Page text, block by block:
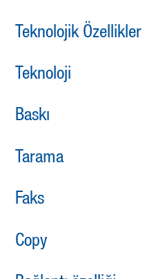
Teknolojik Özellikler
Teknoloji
Baskı
Tarama
Faks
Copy